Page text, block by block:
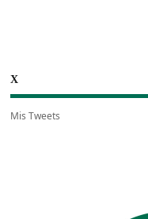
X
Mis Tweets